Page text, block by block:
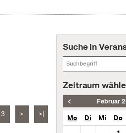
3 > >|
Suche in
Zeitraum
Februar
Mo Di Mi Do